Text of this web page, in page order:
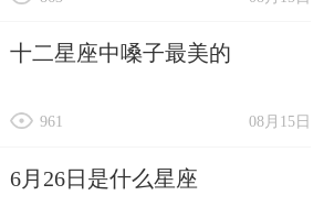
十二星座中嗓子最美的
08月15日
961
6月26日是什么星座